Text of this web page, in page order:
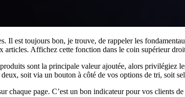
Il est toujours bon, je trouve, de rappeler les
Affichez cette fonction dans le coin supérieur
sont la principale valeur ajoutée, alors privilégiez
soit via un bouton à côté de vos options de tri, soit
chaque page. C’est un bon indicateur pour vos clients